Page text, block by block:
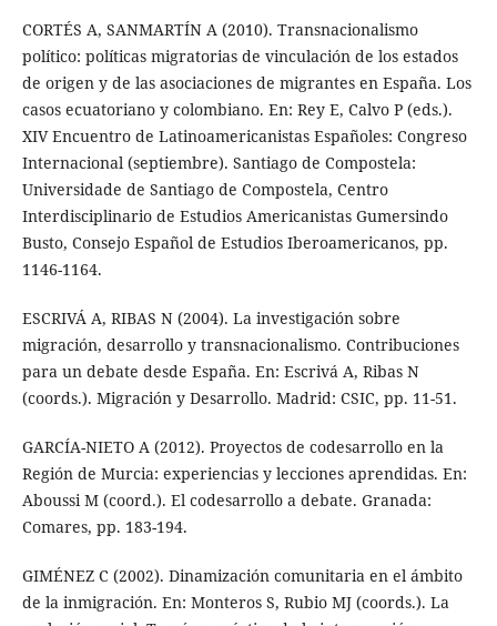
CORTÉS A, SANMARTÍN A (2010). Transnacionalismo
político: políticas migratorias de vinculación de los estados
de origen y de las asociaciones de migrantes en España. Los
casos ecuatoriano y colombiano. En: Rey E, Calvo P (eds.).
XIV Encuentro de Latinoamericanistas Españoles: Congreso
Internacional (septiembre). Santiago de Compostela:
Universidade de Santiago de Compostela, Centro
Interdisciplinario de Estudios Americanistas Gumersindo
Busto, Consejo Español de Estudios Iberoamericanos, pp.
1146-1164.
ESCRIVÁ A, RIBAS N (2004). La investigación sobre
migración, desarrollo y transnacionalismo. Contribuciones
para un debate desde España. En: Escrivá A, Ribas N
(coords.). Migración y Desarrollo. Madrid: CSIC, pp. 11-51.
GARCÍA-NIETO A (2012). Proyectos de codesarrollo en la
Región de Murcia: experiencias y lecciones aprendidas. En:
Aboussi M (coord.). El codesarrollo a debate. Granada:
Comares, pp. 183-194.
GIMÉNEZ C (2002). Dinamización comunitaria en el ámbito
de la inmigración. En: Monteros S, Rubio MJ (coords.). La